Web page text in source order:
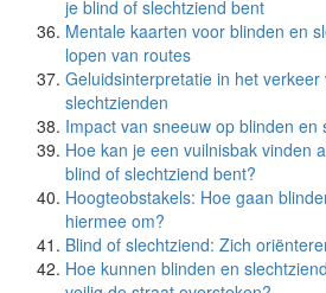
je blind of slechtziend bent
Mentale kaarten voor blinden en
lopen van routes
Geluidsinterpretatie in het verkeer
slechtzienden
Impact van sneeuw op blinden en
Hoe kan je een vuilnisbak vinden
blind of slechtziend bent?
Hoogteobstakels: Hoe gaan
hiermee om?
Blind of slechtziend: Zich
Hoe kunnen blinden en